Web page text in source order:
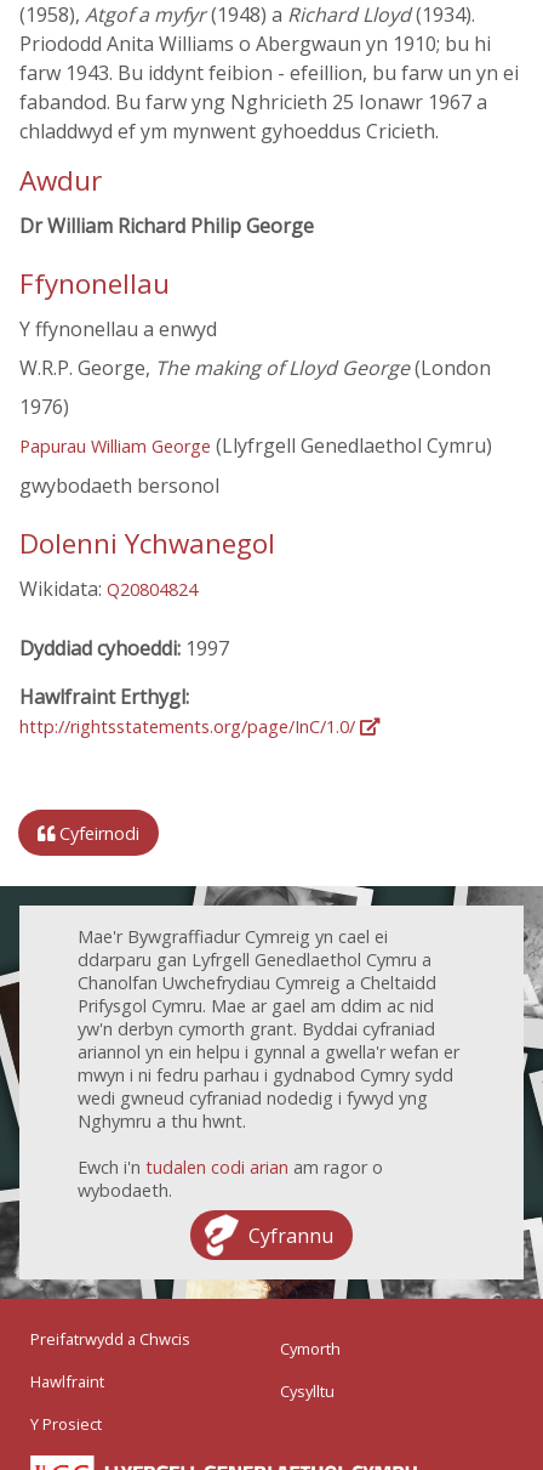
(1958), Atgof a myfyr(1948) a Richard Lloyd(1934).
Priododd Anita Williams o Abergwaun yn 1910; bu hi
farw 1943. Bu iddynt feibion - efeillion, bu farw un yn ei
fabandod. Bu farw yng Nghricieth 25 Ionawr 1967 a
chladdwyd ef ym mynwent gyhoeddus Cricieth.
Awdur
Dr William Richard Philip George
Ffynonellau
Y ffynonellau a enwyd
W.R.P. George, The making of Lloyd George(London
1976)
Papurau William George (Llyfrgell Genedlaethol Cymru)
gwybodaeth bersonol
Dolenni Ychwanegol
Wikidata: Q20804824
Dyddiad cyhoeddi: 1997
Hawlfraint Erthygl:
http://rightsstatements.org/page/InC/1.0/
Cyfeirnodi
Mae'r Bywgraffiadur Cymreig yn cael ei
ddarparu gan Lyfrgell Genedlaethol Cymru a
Chanolfan Uwchefrydiau Cymreig a Cheltaidd
Prifysgol Cymru. Mae ar gael am ddim ac nid
yw'n derbyn cymorth grant. Byddai cyfraniad
ariannol yn ein helpu i gynnal a gwella'r wefan er
mwyn i ni fedru parhau i gydnabod Cymry sydd
wedi gwneud cyfraniad nodedig i fywyd yng
Nghymru a thu hwnt.
Ewch i'n tudalen codi arian am ragor o
wybodaeth.
Cyfrannu
Preifatrwydd a Chwcis
Hawlfraint
Y Prosiect
Cymorth
Cysylltu